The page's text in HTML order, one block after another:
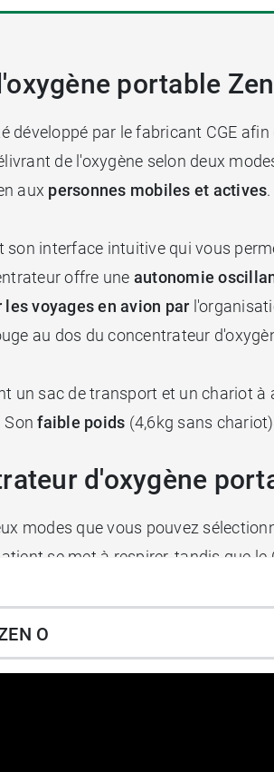
portable
développé par le fabricant CGE
de l'oxygène selon deux
aux personnes mobiles et actives.
interface intuitive qui vous
offre une autonomie
voyages en avion par
au dos du concentrateur
un sac de transport et un chariot
Sonfaible poids (4,6kg sans
d'oxygène
modes que vous pouvez
se met à respirer, tandis que
tandis que le mode pulsé permet
d'un exercice de marche.
O